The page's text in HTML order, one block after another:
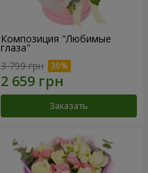
Композиция "Любимые
глаза"
3 799 грн
Заказать